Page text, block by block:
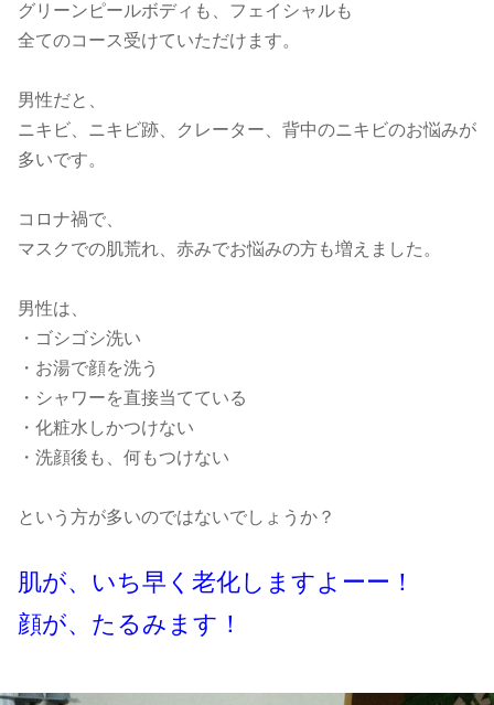
グリーンピールボディも、フェイシャルも
全てのコース受けていただけます。
男性だと、
ニキビ、ニキビ跡、クレーター、背中のニキビのお悩みが
多いです。
コロナ禍で、
マスクでの肌荒れ、赤みでお悩みの方も増えました。
男性は、
・ゴシゴシ洗い
・お湯で顔を洗う
・シャワーを直接当てている
・化粧水しかつけない
・洗顔後も、何もつけない
という方が多いのではないでしょうか？
肌が、いち早く老化しますよーー！
顔が、たるみます！